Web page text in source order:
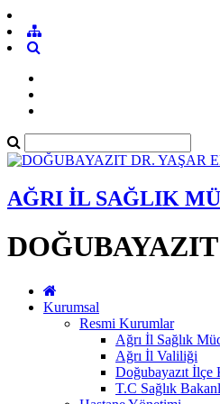
AĞRI İL SAĞLIK
Kurumsal
Resmi Kurumlar
Ağrı İl Sağlık
Ağrı İl Valiliği
Doğubayazıt İlçe
T.C Sağlık